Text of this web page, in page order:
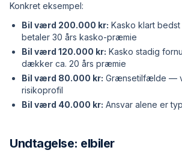
Konkret eksempel:
Bil værd 200.000 kr: Kasko klart
betaler 30 års kasko-præmie
Bil værd 120.000 kr: Kasko stadig
dækker ca. 20 års præmie
Bil værd 80.000 kr: Grænsetilfælde —
risikoprofil
Bil værd 40.000 kr: Ansvar alene er
Undtagelse: elbiler